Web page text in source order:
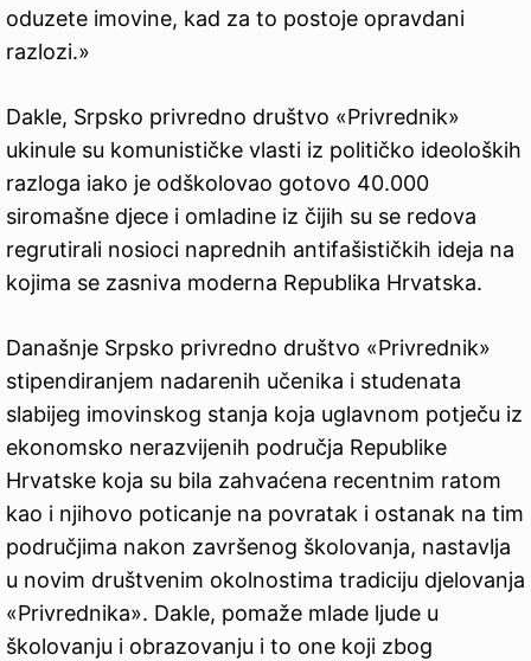
oduzete imovine, kad za to postoje opravdani
razlozi.»
Dakle, Srpsko privredno društvo «Privrednik»
ukinule su komunističke vlasti iz političko ideoloških
razloga iako je odškolovao gotovo 40.000
siromašne djece i omladine iz čijih su se redova
regrutirali nosioci naprednih antifašističkih ideja na
kojima se zasniva moderna Republika Hrvatska.
Današnje Srpsko privredno društvo «Privrednik»
stipendiranjem nadarenih učenika i studenata
slabijeg imovinskog stanja koja uglavnom potječu iz
ekonomsko nerazvijenih područja Republike
Hrvatske koja su bila zahvaćena recentnim ratom
kao i njihovo poticanje na povratak i ostanak na tim
područjima nakon završenog školovanja, nastavlja
u novim društvenim okolnostima tradiciju djelovanja
«Privrednika». Dakle, pomaže mlade ljude u
školovanju i obrazovanju i to one koji zbog